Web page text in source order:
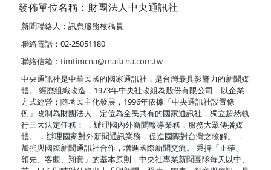
發佈單位名稱：財團法人中央通訊社
新聞聯絡人：訊息服務核稿員
聯絡電話：02-25051180
聯絡信箱： timtimcna@mail.cna.com.tw
中央通訊社是中華民國的國家通訊社，是台灣最具影響力的新聞媒
體。 經歷組織改造，1973年中央社改組為股份有限公司，以企業
方式經營；隨著民主化發展，1996年依據「中央通訊社設置條
例」改制為財團法人，定位為全民共有的國家通訊社，獨立超然執
行三大法定任務： ．辦理國內外新聞報導業務，服務大眾傳播媒
體。 ．辦理國家對外新聞通訊業務，促進國際對台灣之瞭解。 ．
加強與國際新聞通訊社合作，增進國際新聞交流。 秉持「正確、
領先、客觀、翔實」的基本原則，中央社專業新聞團隊每天以中、